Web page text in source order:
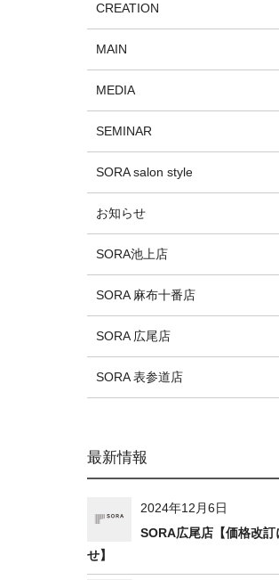
CREATION
MAIN
MEDIA
SEMINAR
SORA salon style
お知らせ
SORA池上店
SORA 麻布十番店
SORA 広尾店
SORA 表参道店
最新情報
2024年12月6日
SORA広尾店【価格改
せ】